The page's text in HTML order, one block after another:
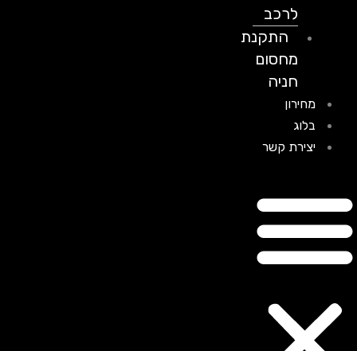
לרכב
התקנת
מחסום
חניה
מחירון
בלוג
יצירת קשר